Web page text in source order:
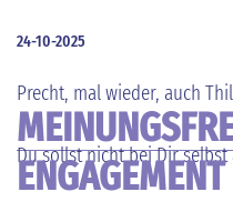
Precht, mal wieder, auch
ENGAGEMENT
Du sollst nicht bei Dir selbst
24-10-2025